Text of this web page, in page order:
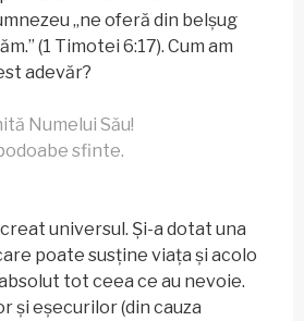
„ne oferă din belșug
(1 Timotei 6:17). Cum am
adevăr?
Numelui Său!
sfinte.
universul. Și-a dotat una
poate susține viața și acolo
tot ceea ce au nevoie.
și eșecurilor (din cauza